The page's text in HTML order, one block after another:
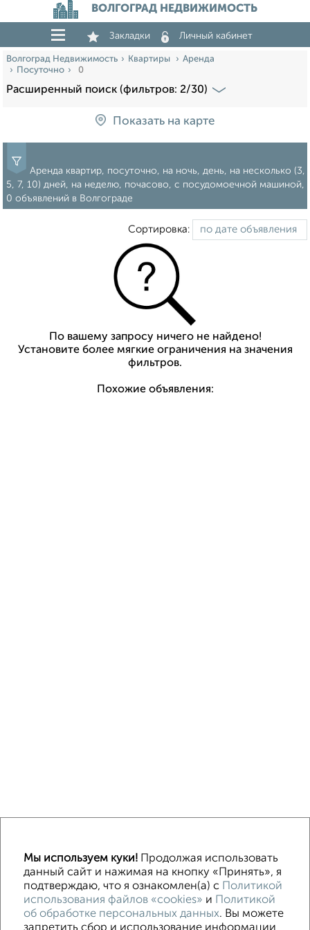
ВОЛГОГРАД НЕДВИЖИМОСТЬ
Закладки Личный кабинет
Волгоград Недвижимость Квартиры
Аренда
Посуточно
0
Расширенный поиск (фильтров: 2/30)
Показать на карте
Аренда квартир, посуточно, на ночь, день, на несколько (3,
5, 7, 10) дней, на неделю, почасово, с посудомоечной машиной,
0 объявлений в Волгограде
Сортировка:
По вашему запросу ничего не найдено!
Установите более мягкие ограничения на значения
фильтров.
Похожие объявления:
Однокомнатные Двухкомнатные
Без посредников
На длительный срок На сутки Без мебели
Контакты
Политика конфиденциальности
Пользовательское соглашение
Волгоград, улица Огарёва 15
Мы используем куки! Продолжая использовать
данный сайт и нажимая на кнопку «Принять», я
подтверждаю, что я ознакомлен(а) с Политикой
использования файлов «cookies» и Политикой
об обработке персональных данных. Вы можете